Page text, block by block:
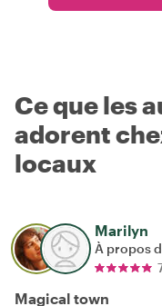
Ce que les
adorent
locaux
Marilyn
À propos
Magical town